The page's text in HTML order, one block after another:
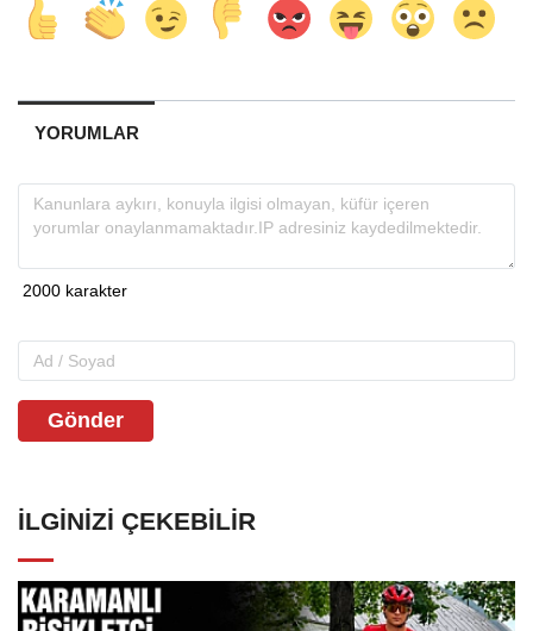
YORUMLAR
Gönder
İLGINIZI ÇEKEBILIR